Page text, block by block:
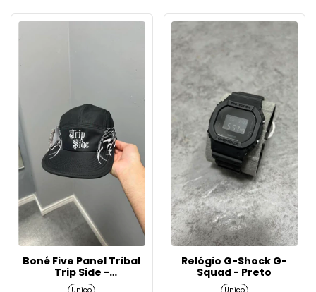
Boné Five Panel Tribal
Trip Side -
Preto/Branco
Relógio G-Shock G-
Squad - Preto